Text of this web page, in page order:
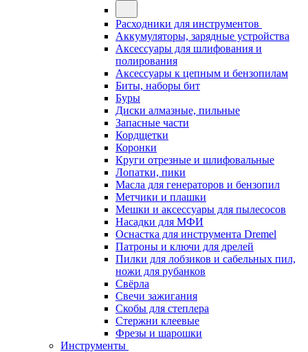
Расходники для инструментов
Аккумуляторы, зарядные устройства
Аксессуары для шлифования и
полирования
Аксессуары к цепным и бензопилам
Биты, наборы бит
Буры
Диски алмазные, пильные
Запасные части
Кордщетки
Коронки
Круги отрезные и шлифовальные
Лопатки, пики
Масла для генераторов и бензопил
Метчики и плашки
Мешки и аксессуары для пылесосов
Насадки для МФИ
Оснастка для инструмента Dremel
Патроны и ключи для дрелей
Пилки для лобзиков и сабельных пил,
ножи для рубанков
Свёрла
Свечи зажигания
Скобы для степлера
Стержни клеевые
Фрезы и шарошки
Инструменты